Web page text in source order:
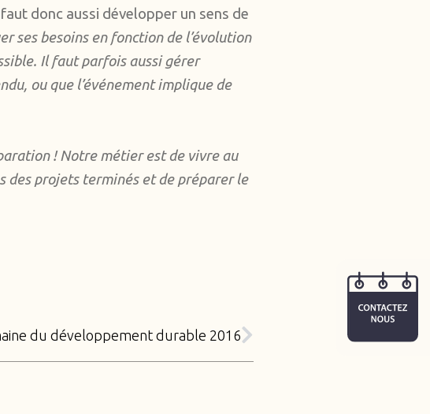
donc aussi développer un sens de
ses besoins en fonction de l’évolution
Il faut parfois aussi gérer
ou que l’événement implique de
! Notre métier est de vivre au
des projets terminés et de préparer le
du développement durable 2016